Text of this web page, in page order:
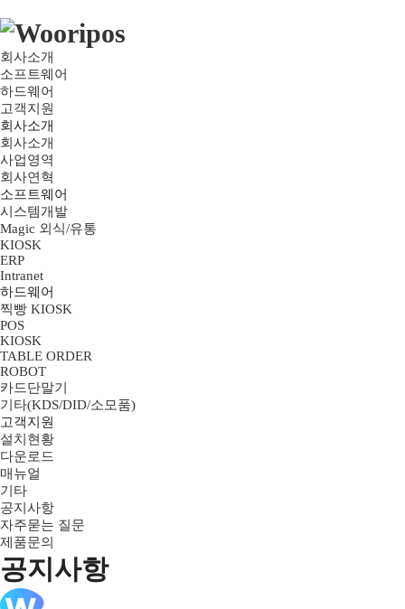
회사소개
소프트웨어
하드웨어
고객지원
회사소개
회사소개
사업영역
회사연혁
소프트웨어
시스템개발
Magic 외식/유통
KIOSK
ERP
Intranet
하드웨어
찍빵 KIOSK
POS
KIOSK
TABLE ORDER
ROBOT
카드단말기
기타(KDS/DID/소모품)
고객지원
설치현황
다운로드
매뉴얼
기타
공지사항
자주묻는 질문
제품문의
공지사항